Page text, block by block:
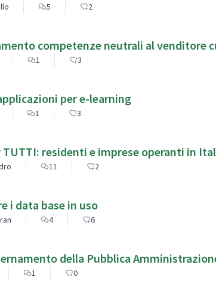
5 2
competenze neutrali al venditore
1 3
per e-learning
1 3
TUTTI: residenti e imprese operanti in
11 2
i data base in uso
4 6
della Pubblica
1 0